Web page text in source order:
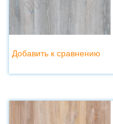
Добавить к сравнению